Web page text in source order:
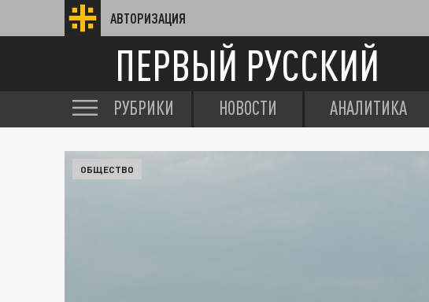
АВТОРИЗАЦИЯ
ПЕРВЫЙ РУССКИЙ
РУБРИКИ НОВОСТИ АНАЛИТИКА
ОБЩЕСТВО